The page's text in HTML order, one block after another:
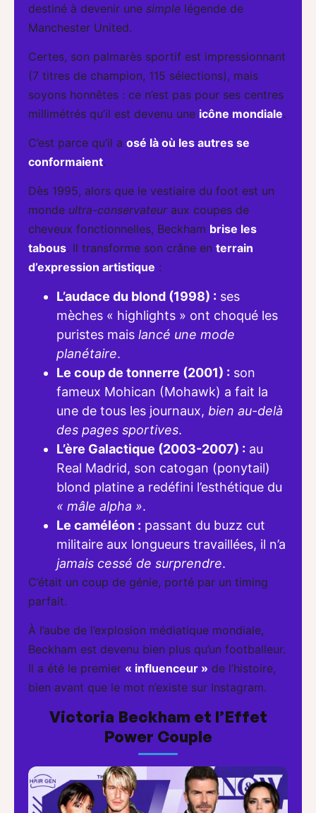
destiné à devenir une simple légende de
Manchester United.
Certes, son palmarès sportif est impressionnant
(7 titres de champion, 115 sélections), mais
soyons honnêtes : ce n’est pas pour ses centres
millimétrés qu’il est devenu une icône mondiale.
C’est parce qu’il a osé là où les autres se
conformaient.
Dès 1995, alors que le vestiaire du foot est un
monde ultra-conservateuraux coupes de
cheveux fonctionnelles, Beckham brise les
tabous. Il transforme son crâne en terrain
d’expression artistique :
L’audace du blond (1998) : ses
mèches « highlights » ont choqué les
puristes mais lancé une mode
planétaire.
Le coup de tonnerre (2001) : son
fameux Mohican (Mohawk) a fait la
une de tous les journaux, bien au-delà
des pages sportives.
L’ère Galactique (2003-2007) : au
Real Madrid, son catogan (ponytail)
blond platine a redéfini l’esthétique du
« mâle alpha ».
Le caméléon : passant du buzz cut
militaire aux longueurs travaillées, il n’a
jamais cessé de surprendre.
C’était un coup de génie, porté par un timing
parfait.
À l’aube de l’explosion médiatique mondiale,
Beckham est devenu bien plus qu’un footballeur.
Il a été le premier « influenceur » de l’histoire,
bien avant que le mot n’existe sur Instagram.
Victoria Beckham et l’Effet
Power Couple